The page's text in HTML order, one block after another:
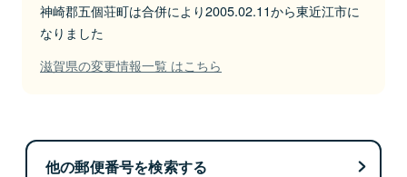
神崎郡五個荘町は合併により2005.02.11から東近江市に
なりました
滋賀県の変更情報一覧 はこちら
他の郵便番号を検索する